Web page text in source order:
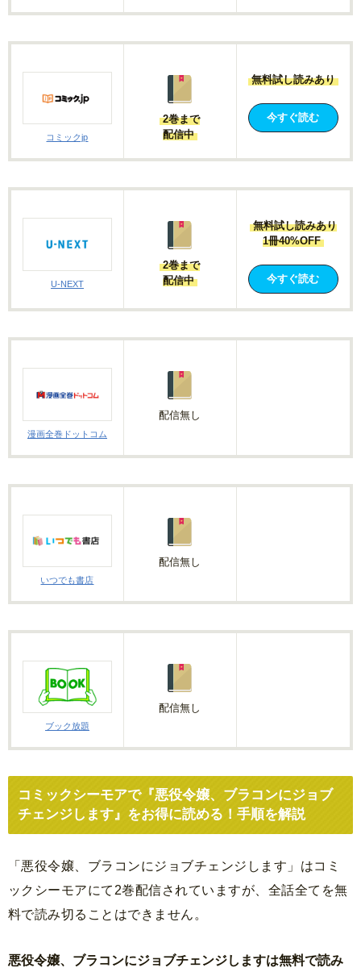
コミックjp
2巻まで
配信中
無料試し読みあり
今すぐ読む
U-NEXT
2巻まで
配信中
無料試し読みあり
1冊40%OFF
今すぐ読む
漫画全巻ドットコム
配信無し
いつでも書店
配信無し
ブック放題
配信無し
コミックシーモアで『悪役令嬢、ブラコンにジョブ
チェンジします』をお得に読める！手順を解説
「悪役令嬢、ブラコンにジョブチェンジします」はコミ
ックシーモアにて2巻配信されていますが、全話全てを無
料で読み切ることはできません。
悪役令嬢、ブラコンにジョブチェンジしますは無料で読み